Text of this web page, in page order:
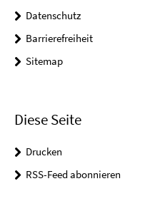
Datenschutz
Barrierefreiheit
Sitemap
Diese Seite
Drucken
RSS-Feed abonnieren